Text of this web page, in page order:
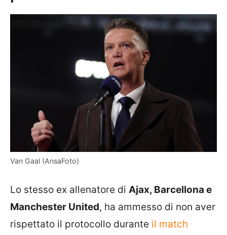
Van Gaal (AnsaFoto)
Lo stesso ex allenatore di Ajax, Barcellona e
Manchester United, ha ammesso di non aver
rispettato il protocollo durante il match